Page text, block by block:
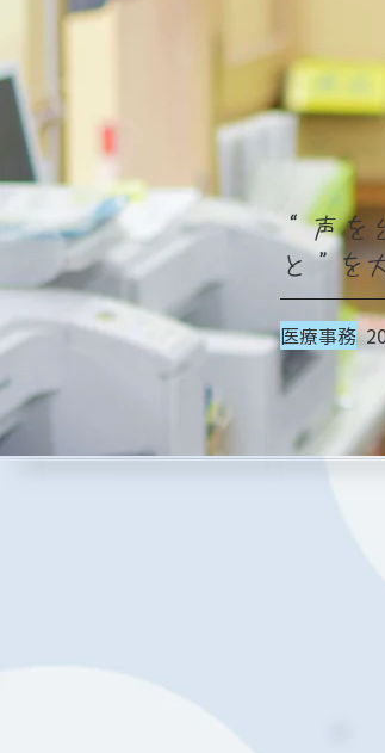
“声を
と”を
医療事務